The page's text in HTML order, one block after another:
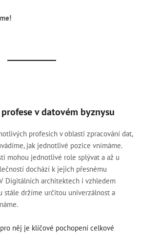
v datovém byznysu
profesích v oblasti zpracování dat,
jak jednotlivé pozice vnímáme.
mohou jednotlivé role splývat a až u
dochází k jejich přesnému
Digitálních architektech i vzhledem
stále držíme určitou univerzálnost a
něj je klíčové pochopení celkové